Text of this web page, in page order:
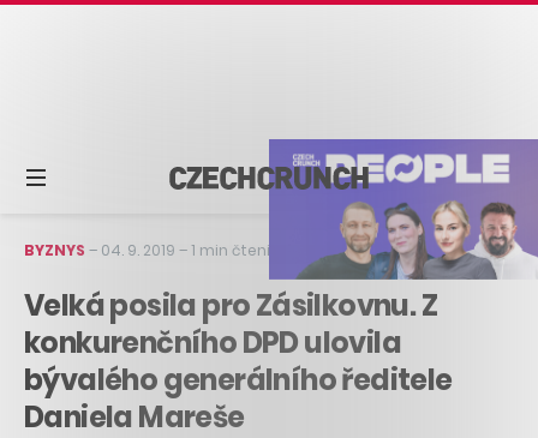
BYZNYS – 04. 9. 2019 –1 min čtení
Velká posila pro Zásilkovnu. Z
konkurenčního DPD ulovila
bývalého generálního ředitele
Daniela Mareše